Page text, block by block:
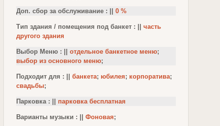
Доп. сбор за обслуживание : || 0 %
Тип здания / помещения под банкет : || часть
другого здания
Выбор Меню : || отдельное банкетное меню;
выбор из основного меню;
Подходит для : || банкета; юбилея; корпоратива;
свадьбы;
Парковка : || парковка бесплатная
Варианты музыки : || Фоновая;